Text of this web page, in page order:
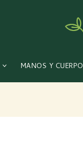
MANOS Y CUERPO